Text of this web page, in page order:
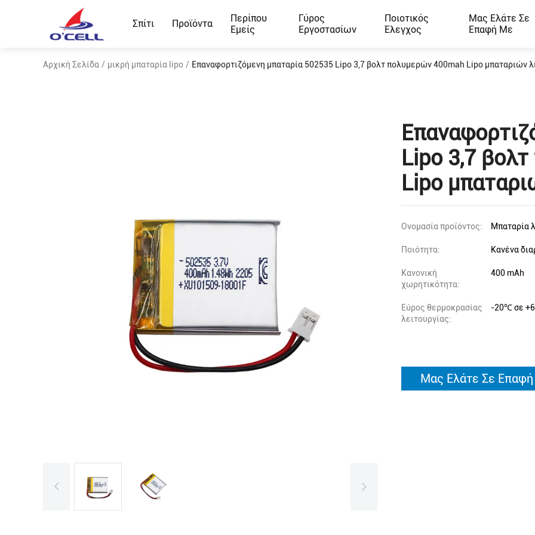
Σπίτι Προϊόντα
Περίπου
Εμείς
Γύρος
Εργοστασίων
Ποιοτικός
Έλεγχος
Μας Ελάτε Σε
Επαφή Με
Αρχική Σελίδα / μικρή μπαταρία lipo / Επαναφορτιζόμενη μπαταρία 502535 Lipo 3,7 βολτ πολυμερών 400mah Lipo μπαταριών
Lipo 3,7
Lipo
Ονομασία προϊόντος: Μπαταρία
Ποιότητα: Κανένα
Κανονική
χωρητικότητα:
400 mAh
Εύρος θερμοκρασίας
λειτουργίας:
-20℃ σε
Μας Ελάτε Σε